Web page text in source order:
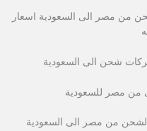
مصر الى السعودية اسعار
شحن الى السعودية
من مصر للسعودية
من مصر الى السعودية